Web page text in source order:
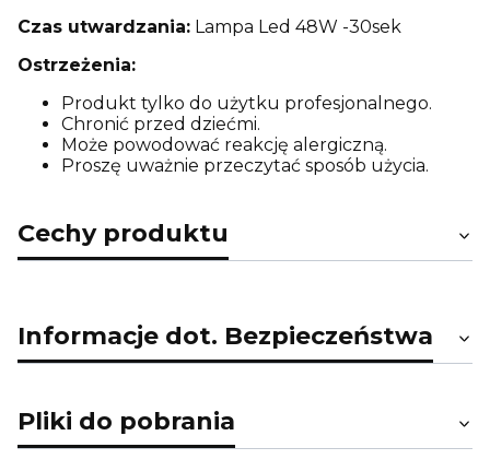
Czas utwardzania: Lampa Led 48W -30sek
Ostrzeżenia:
Produkt tylko do użytku profesjonalnego.
Chronić przed dziećmi.
Może powodować reakcję alergiczną.
Proszę uważnie przeczytać sposób użycia.
Cechy produktu
Informacje dot. Bezpieczeństwa
Pliki do pobrania